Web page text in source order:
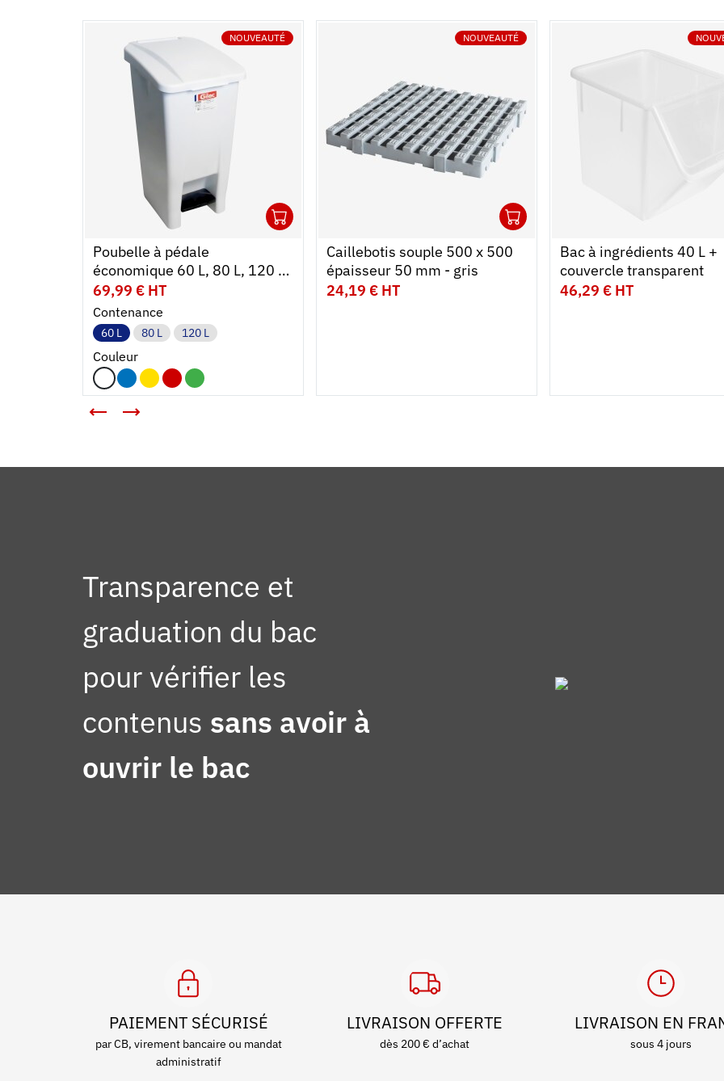
NOUVEAUTÉ
Poubelle à pédale
économique 60 L, 80 L, 120 L
- avec roues - 5 couleurs
69,99 € HT
Contenance
60 L 80 L 120 L
Couleur
NOUVEAUTÉ
Caillebotis souple 500 x 500
épaisseur 50 mm - gris
24,19 € HT
Bac à ingrédients 40 L +
couvercle transparent
46,29 € HT
Transparence et
graduation du bac
pour vérifier les
contenus sans avoir à
ouvrir le bac
PAIEMENT SÉCURISÉ
par CB, virement bancaire ou mandat
administratif
LIVRAISON OFFERTE
dès 200 € d’achat
LIVRAISON EN
sous 4 jours